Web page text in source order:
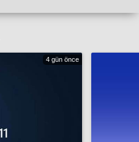
4 gün önce